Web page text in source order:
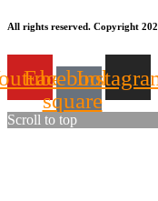
All rights reserved. Copyright
Facebook-
square
Scroll to top